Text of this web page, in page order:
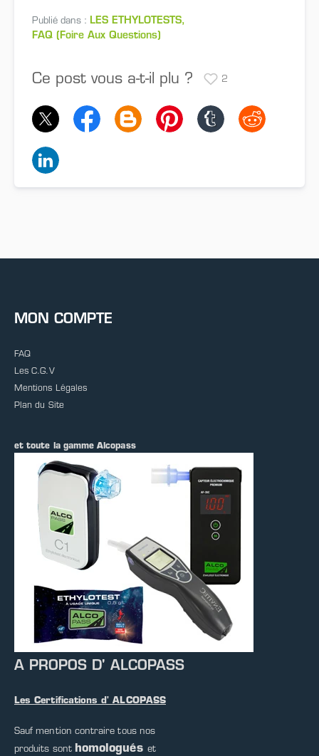
Publié dans :
LES ETHYLOTESTS
FAQ (Foire Aux Questions)
Ce post vous a-t-il plu ? 2
MON COMPTE
FAQ
Les C.G.V
Mentions Légales
Plan du Site
et toute la gamme Alcopass
A PROPOS D' ALCOPASS
Les Certifications d' ALCOPASS
Sauf mention contraire tous nos
produits sont homologués et